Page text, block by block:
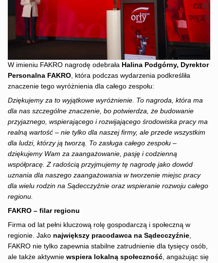
W imieniu FAKRO nagrodę odebrała Halina Podgórny, Dyrektor
Personalna FAKRO, która podczas wydarzenia podkreśliła
znaczenie tego wyróżnienia dla całego zespołu:
Dziękujemy za to wyjątkowe wyróżnienie. To nagroda, która ma
dla nas szczególne znaczenie, bo potwierdza, że budowanie
przyjaznego, wspierającego i rozwijającego środowiska pracy ma
realną wartość – nie tylko dla naszej firmy, ale przede wszystkim
dla ludzi, którzy ją tworzą. To zasługa całego zespołu –
dziękujemy Wam za zaangażowanie, pasję i codzienną
współpracę. Z radością przyjmujemy tę nagrodę jako dowód
uznania dla naszego zaangażowania w tworzenie miejsc pracy
dla wielu rodzin na Sądecczyźnie oraz wspieranie rozwoju całego
regionu.
FAKRO – filar regionu
Firma od lat pełni kluczową rolę gospodarczą i społeczną w
regionie. Jako największy pracodawca na Sądecczyźnie,
FAKRO nie tylko zapewnia stabilne zatrudnienie dla tysięcy osób,
ale także aktywnie wspiera lokalną społeczność, angażując się